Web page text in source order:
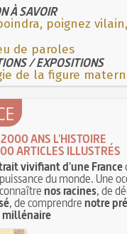
À SAVOIR
poignez
de paroles
/ EXPOSITIONS
de la figure
ANS L'HISTOIRE
ARTICLES ILLUSTRÉS
vivifiant d'une France
du monde. Une
nos racines, de
, de comprendrenotre